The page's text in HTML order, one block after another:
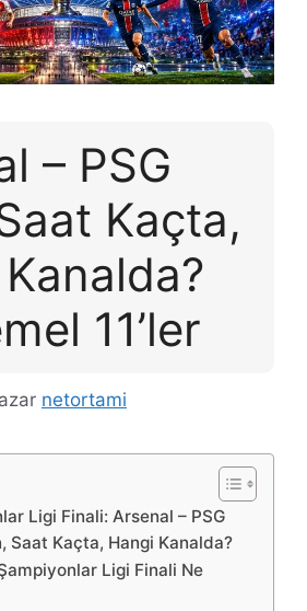
– PSG
Kaçta,
11’ler
netortami
Ligi Finali: Arsenal – PSG
Saat Kaçta, Hangi Kanalda?
Ligi Finali Ne